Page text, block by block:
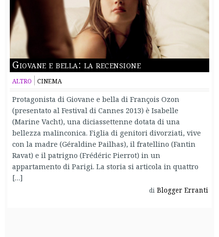
Giovane e bella: la recensione
ALTRO CINEMA
Protagonista di Giovane e bella di François Ozon
(presentato al Festival di Cannes 2013) è Isabelle
(Marine Vacht), una diciassettenne dotata di una
bellezza malinconica. Figlia di genitori divorziati, vive
con la madre (Géraldine Pailhas), il fratellino (Fantin
Ravat) e il patrigno (Frédéric Pierrot) in un
appartamento di Parigi. La storia si articola in quattro
[…]
di Blogger Erranti